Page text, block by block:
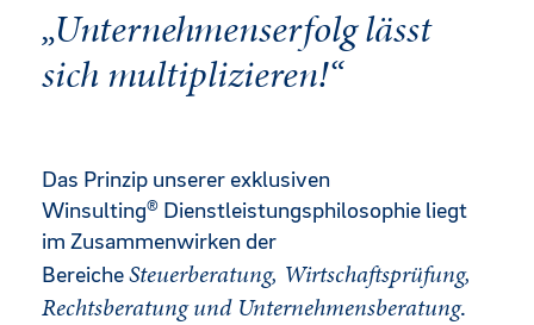
„Unter­nehmens­erfolg lässt
sich multiplizieren!“
Das Prinzip unserer exklusiven
Winsulting® Dienstleistungsphilosophie liegt
im Zusammenwirken der
Bereiche Steuerberatung, Wirtschaftsprüfung,
Rechtsberatung und Unternehmensberatung.